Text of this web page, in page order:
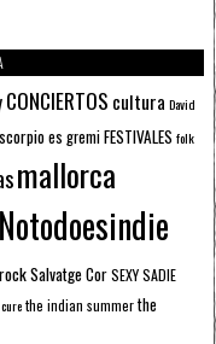
CONCIERTOS cultura David
es gremiFESTIVALES folk
mallorca
Notodoesindie
rockSalvatge CorSEXY SADIE
the indian summerthe